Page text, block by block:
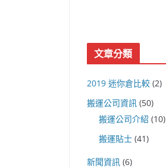
文章分類
2019 迷你倉比較 (2)
搬運公司資訊 (50)
搬運公司介紹 (10)
搬運貼士 (41)
新聞資訊 (6)